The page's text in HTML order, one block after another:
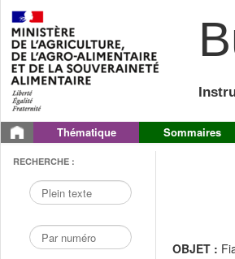
Thématique Sommaires
RECHERCHE :
OBJET :